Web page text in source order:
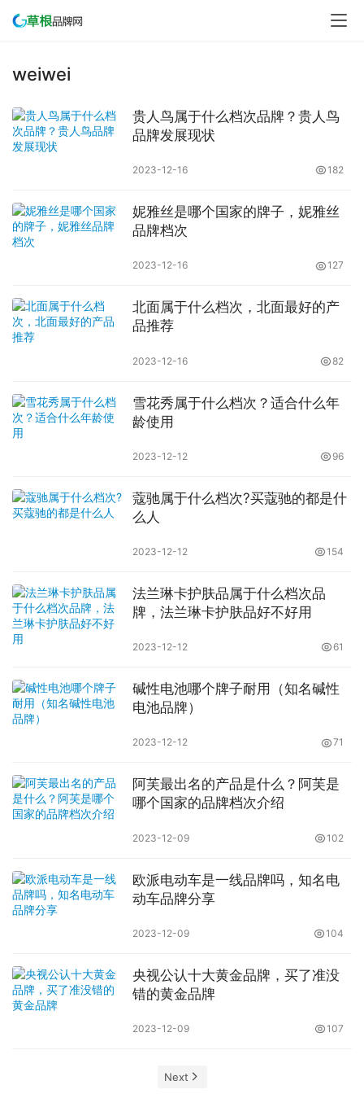
weiwei
贵人鸟属于什么档次品牌？贵人鸟
品牌发展现状
2023-12-16 182
妮雅丝是哪个国家的牌子，妮雅丝
品牌档次
2023-12-16 127
北面属于什么档次，北面最好的产
品推荐
2023-12-16 82
雪花秀属于什么档次？适合什么年
龄使用
2023-12-12 96
蔻驰属于什么档次?买蔻驰的都是什
么人
2023-12-12 154
法兰琳卡护肤品属于什么档次品
牌，法兰琳卡护肤品好不好用
2023-12-12 61
碱性电池哪个牌子耐用（知名碱性
电池品牌）
2023-12-12 71
阿芙最出名的产品是什么？阿芙是
哪个国家的品牌档次介绍
2023-12-09 102
欧派电动车是一线品牌吗，知名电
动车品牌分享
2023-12-09 104
央视公认十大黄金品牌，买了准没
错的黄金品牌
2023-12-09 107
Next